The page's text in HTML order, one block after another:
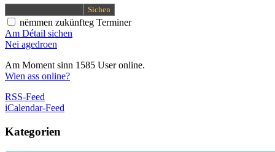
nëmmen zukünfteg Terminer
Am Détail sichen
Nei agedroen
Am Moment sinn 1585 User online.
Wien ass online?
RSS-Feed
iCalendar-Feed
Kategorien